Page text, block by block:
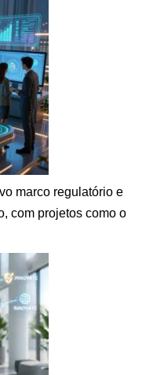
marco regulatório e
com projetos como o